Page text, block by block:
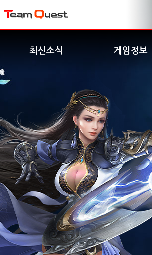
최신소식 게임정보